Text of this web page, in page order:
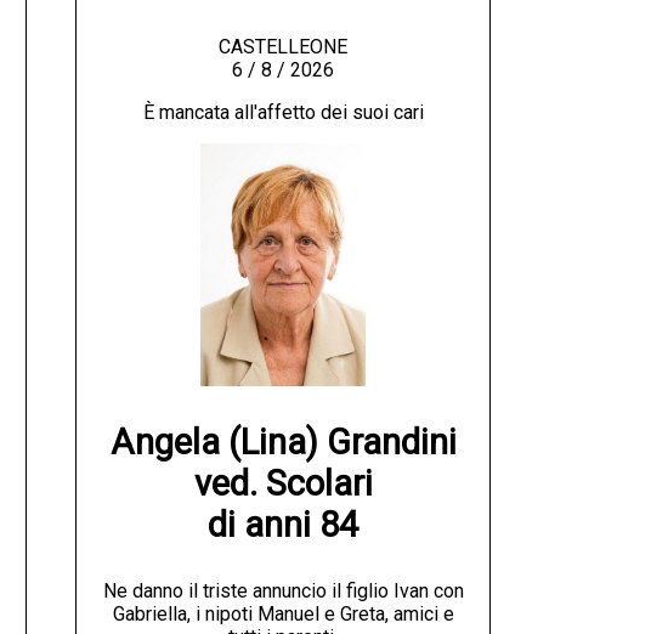
CASTELLEONE
6 / 8 / 2026
È mancata all'affetto dei suoi cari
Angela (Lina) Grandini
ved. Scolari
di anni 84
Ne danno il triste annuncio il figlio Ivan con
Gabriella, i nipoti Manuel e Greta, amici e